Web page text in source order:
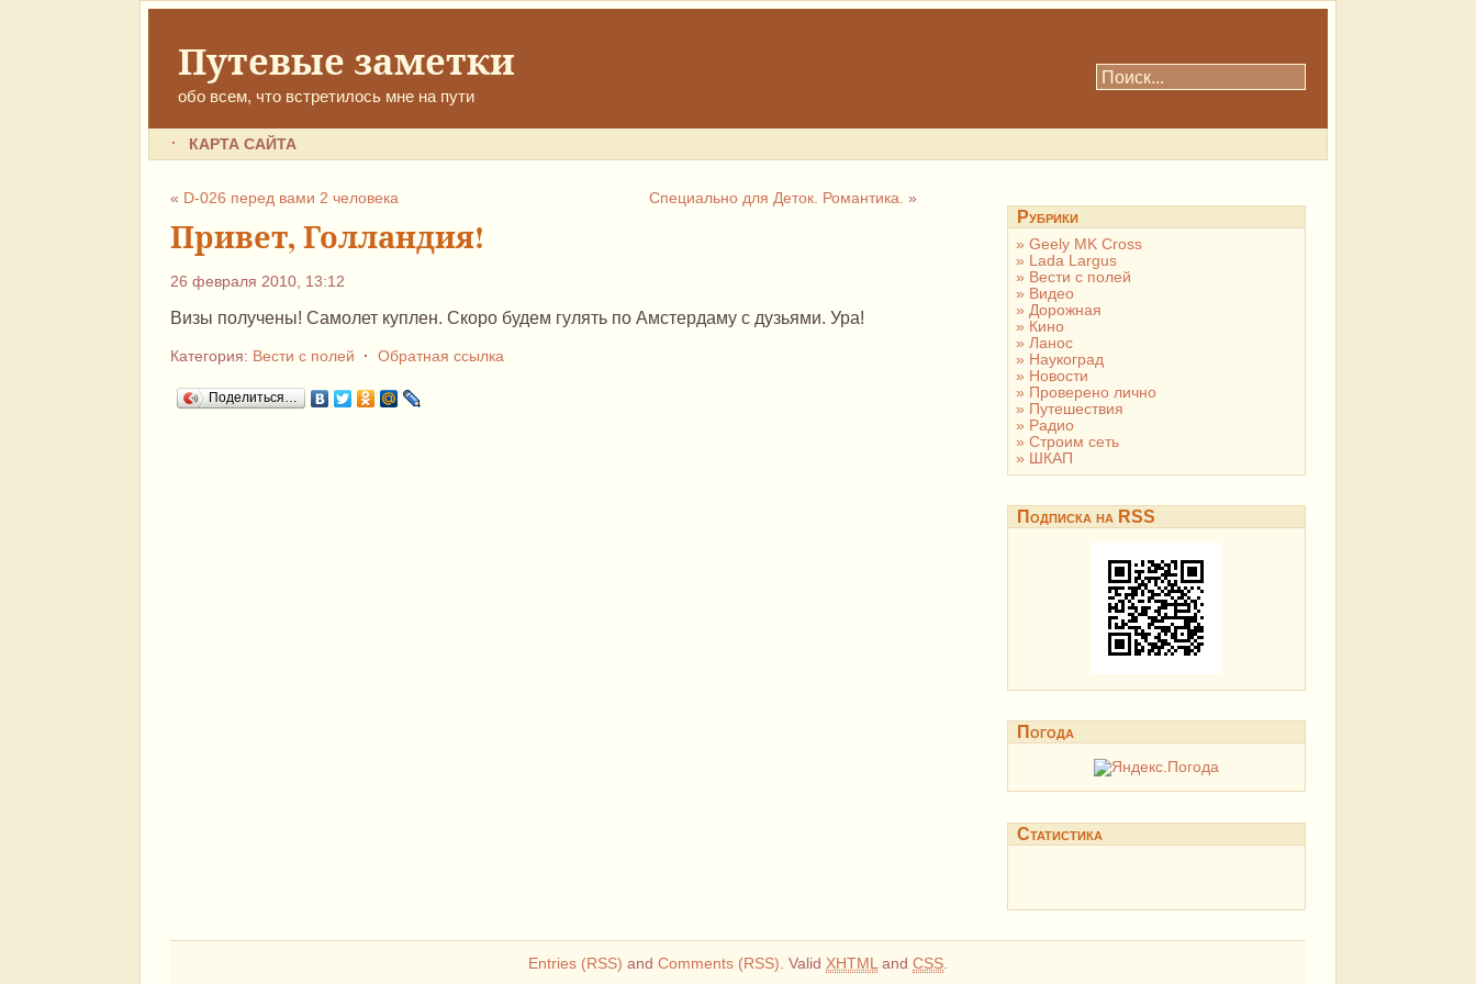
Путевые заметки
обо всем, что встретилось мне на пути
КАРТА САЙТА
« D-026 перед вами 2 человека Специально для Деток. Романтика. »
Привет, Голландия!
26 февраля 2010, 13:12
Визы получены! Самолет куплен. Скоро будем гулять по Амстердаму с дузьями. Ура!
Категория: Вести с полей ·Обратная ссылка
Поделиться…
Рубрики
Geely MK Cross
Lada Largus
Вести с полей
Видео
Дорожная
Кино
Ланос
Наукоград
Новости
Проверено лично
Путешествия
Радио
Строим сеть
ШКАП
Подписка на RSS
Погода
Статистика
Entries (RSS) and Comments (RSS). Valid XHTMLand CSS.